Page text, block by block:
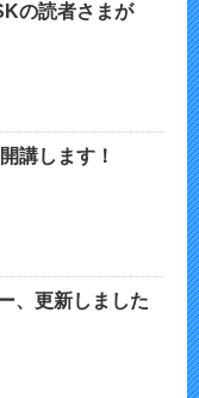
の読者さまが
講します！
、更新しました